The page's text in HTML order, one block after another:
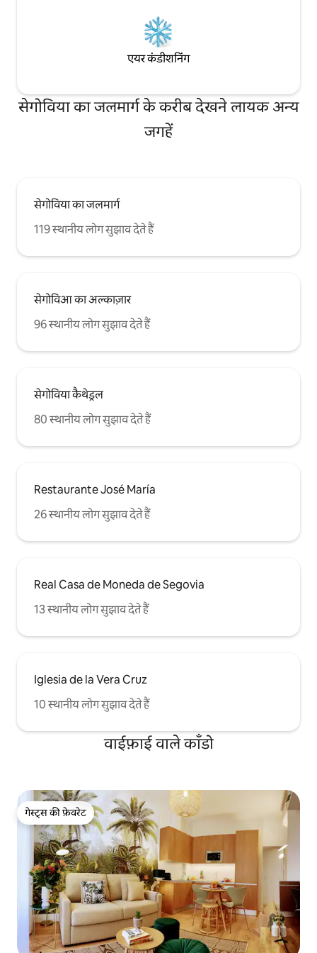
एयर कंडीशनिंग
सेगोविया का जलमार्ग के करीब देखने लायक अन्य
जगहें
सेगोविया का जलमार्ग
119 स्थानीय लोग सुझाव देते हैं
सेगोविआ का अल्काज़ार
96 स्थानीय लोग सुझाव देते हैं
सेगोविया कैथेड्रल
80 स्थानीय लोग सुझाव देते हैं
Restaurante José María
26 स्थानीय लोग सुझाव देते हैं
Real Casa de Moneda de Segovia
13 स्थानीय लोग सुझाव देते हैं
Iglesia de la Vera Cruz
10 स्थानीय लोग सुझाव देते हैं
वाईफ़ाई वाले काँडो
गेस्ट्स की फ़ेवरेट
गेस्ट्स की फ़ेवरेट